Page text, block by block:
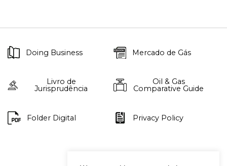
Doing Business Mercado de Gás
Livro de
Jurisprudência
Oil & Gas
Comparative Guide
Folder Digital Privacy Policy